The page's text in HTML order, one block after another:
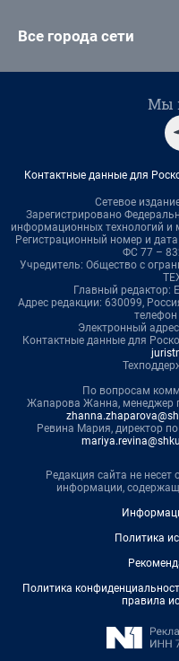
Все города сети
Мы
Контактные данные для
Сетевое
Зарегистрировано
информационных технологий
Регистрационный номер и
ФС 77 –
Учредитель: Общество с
Главный редактор:
Адрес редакции: 630099,
Электронный
Контактные данные для
По вопросам
Жапарова Жанна, менеджер
Ревина Мария, директор
Редакция сайта не несет
информации,
Политика
Политика
правила